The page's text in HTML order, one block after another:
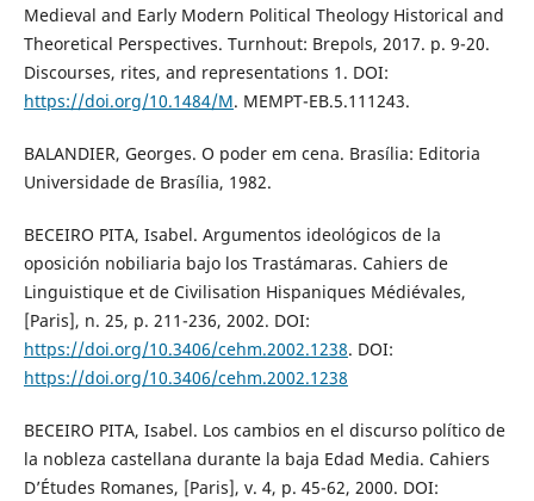
Medieval and Early Modern Political Theology Historical and
Theoretical Perspectives. Turnhout: Brepols, 2017. p. 9-20.
Discourses, rites, and representations 1. DOI:
https://doi.org/10.1484/M. MEMPT-EB.5.111243.
BALANDIER, Georges. O poder em cena. Brasília: Editoria
Universidade de Brasília, 1982.
BECEIRO PITA, Isabel. Argumentos ideológicos de la
oposición nobiliaria bajo los Trastámaras. Cahiers de
Linguistique et de Civilisation Hispaniques Médiévales,
[Paris], n. 25, p. 211-236, 2002. DOI:
https://doi.org/10.3406/cehm.2002.1238. DOI:
https://doi.org/10.3406/cehm.2002.1238
BECEIRO PITA, Isabel. Los cambios en el discurso político de
la nobleza castellana durante la baja Edad Media. Cahiers
D’Études Romanes, [Paris], v. 4, p. 45-62, 2000. DOI: